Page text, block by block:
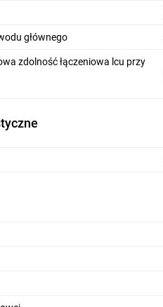
głównego
zdolność łączeniowa lcu przy